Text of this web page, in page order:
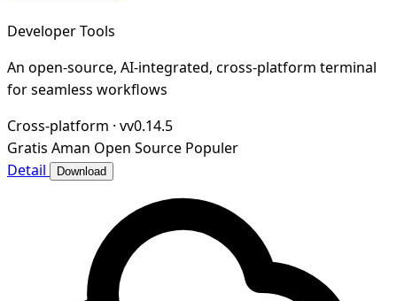
Developer Tools
An open-source, AI-integrated, cross-platform terminal
for seamless workflows
Cross-platform · vv0.14.5
Gratis Aman Open Source Populer
Detail
Download